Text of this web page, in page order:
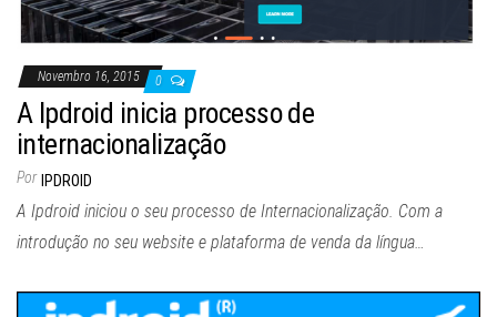
Novembro 16, 2015 0
A Ipdroid inicia processo de
internacionalização
Por IPDROID
A Ipdroid iniciou o seu processo de Internacionalização. Com a
introdução no seu website e plataforma de venda da língua…